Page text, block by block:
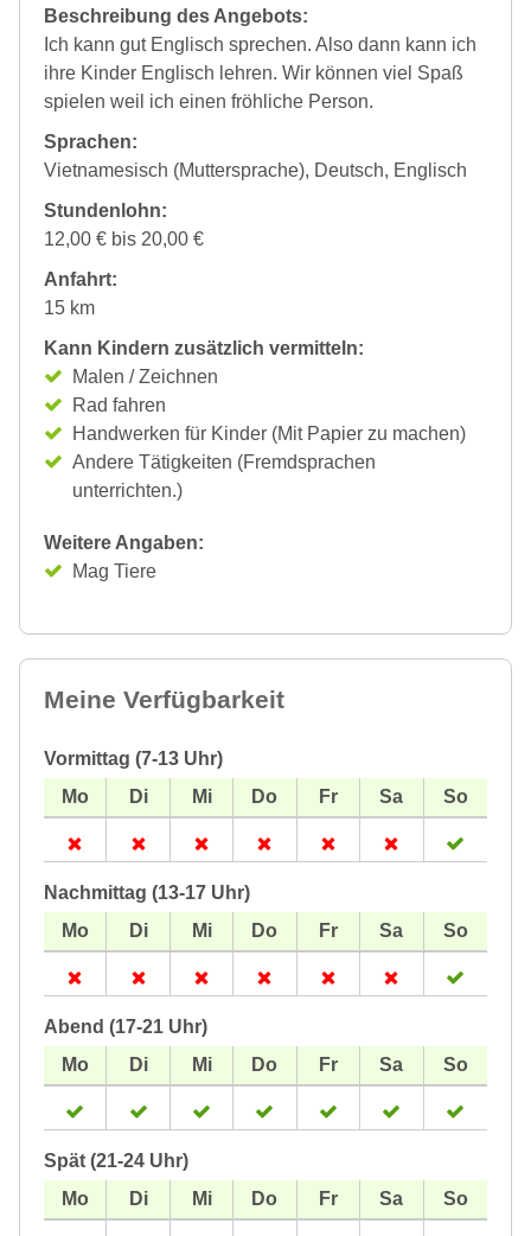
Beschreibung des Angebots:
Ich kann gut Englisch sprechen. Also dann kann ich
ihre Kinder Englisch lehren. Wir können viel Spaß
spielen weil ich einen fröhliche Person.
Sprachen:
Vietnamesisch (Muttersprache), Deutsch, Englisch
Stundenlohn:
12,00 € bis 20,00 €
Anfahrt:
15 km
Kann Kindern zusätzlich vermitteln:
Malen / Zeichnen
Rad fahren
Handwerken für Kinder (Mit Papier zu machen)
Andere Tätigkeiten (Fremdsprachen
unterrichten.)
Weitere Angaben:
Mag Tiere
Meine Verfügbarkeit
Vormittag (7-13 Uhr)
Nachmittag (13-17 Uhr)
Abend (17-21 Uhr)
Spät (21-24 Uhr)